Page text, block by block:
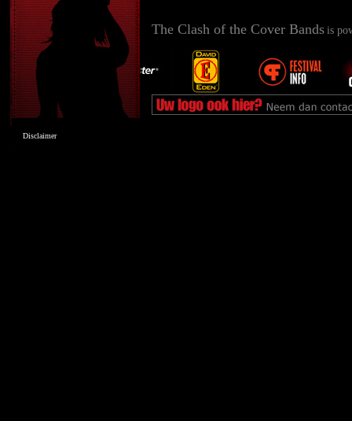
The Clash of the Cover Bands is
Disclaimer